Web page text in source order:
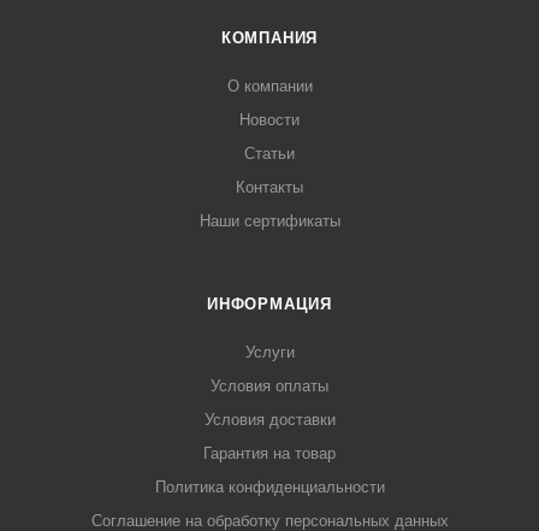
КОМПАНИЯ
О компании
Новости
Статьи
Контакты
Наши сертификаты
ИНФОРМАЦИЯ
Услуги
Условия оплаты
Условия доставки
Гарантия на товар
Политика конфиденциальности
Соглашение на обработку персональных данных